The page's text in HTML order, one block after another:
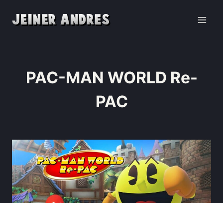
PAC-MAN WORLD Re-
PAC